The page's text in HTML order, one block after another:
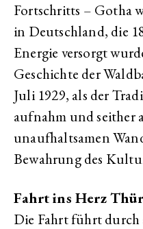
Fortschritts – Gotha
in Deutschland, die
Energie versorgt
Geschichte der
Juli 1929, als der
aufnahm und seither
unaufhaltsamen
Bewahrung des
Fahrt ins Herz
Die Fahrt führt durch